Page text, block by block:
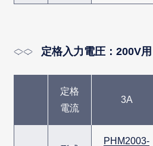
定格入力電圧：200V用
定格
電流
3A
PHM2003-